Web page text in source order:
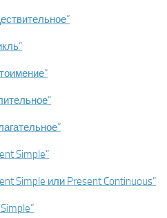
Simple”
Simple или Present Continuous”